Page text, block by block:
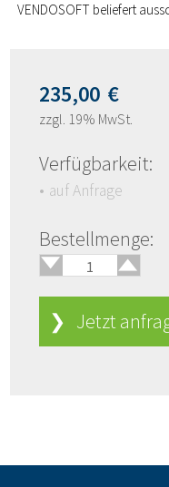
VENDOSOFT beliefert
235,00 €
zzgl. 19% MwSt.
Verfügbarkeit:
auf Anfrage
Bestellmenge:
🢓
🢑
❯ Jetzt